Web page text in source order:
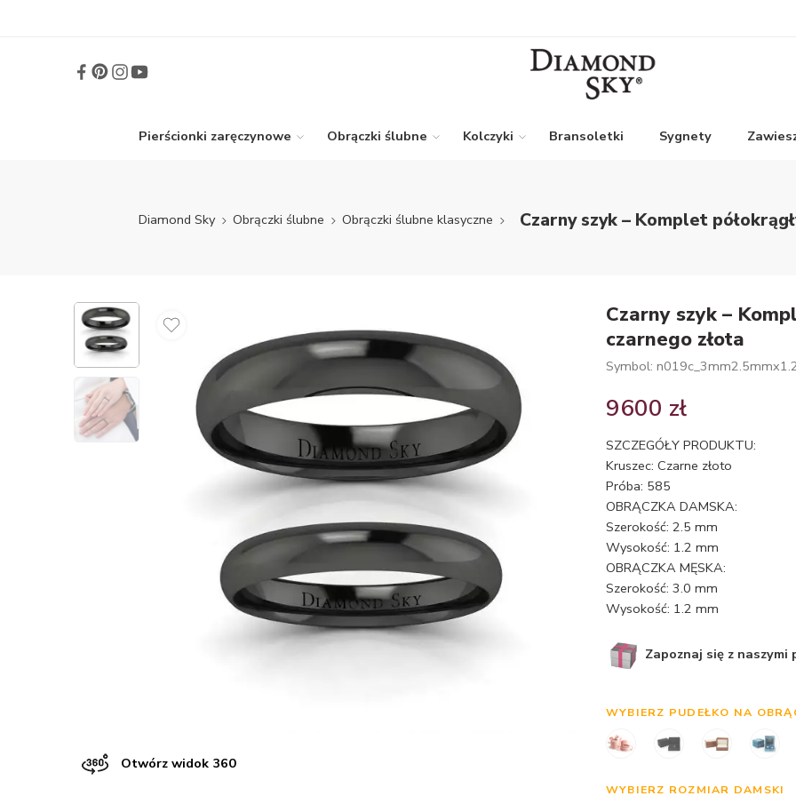
Pierścionki zaręczynowe Obrączki ślubne Kolczyki Bransoletki Sygnety
Diamond Sky Obrączki ślubne Obrączki ślubne klasyczne Czarny szyk – Komplet
Otwórz widok 360
Czarny szyk –
czarnego złota
Symbol:
9600 zł
SZCZEGÓŁY PRODUKTU:
Kruszec: Czarne złoto
Próba: 585
OBRĄCZKA DAMSKA:
Szerokość: 2.5 mm
Wysokość: 1.2 mm
OBRĄCZKA MĘSKA:
Szerokość: 3.0 mm
Wysokość: 1.2 mm
Zapoznaj się z naszymi
WYBIERZ PUDEŁKO NA
WYBIERZ ROZMIAR DAMSKI